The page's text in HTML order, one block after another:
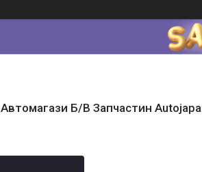
Автомагази Б/В Запчастин